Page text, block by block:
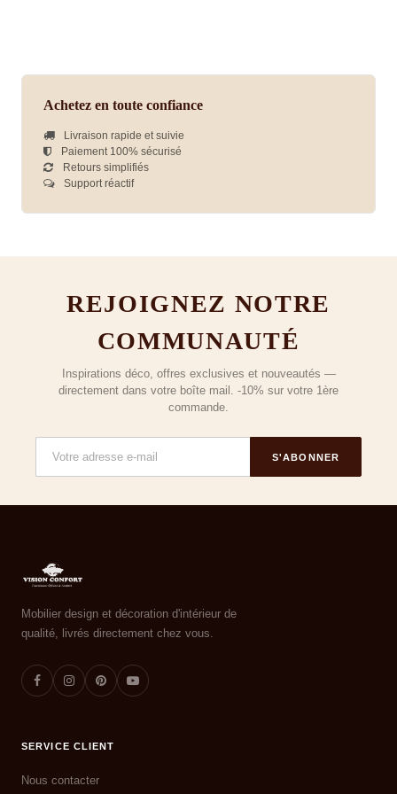
Achetez en toute confiance
Livraison rapide et suivie
Paiement 100% sécurisé
Retours simplifiés
Support réactif
REJOIGNEZ NOTRE
COMMUNAUTÉ
Inspirations déco, offres exclusives et nouveautés —
directement dans votre boîte mail. -10% sur votre 1ère
commande.
S'ABONNER
Mobilier design et décoration d'intérieur de
qualité, livrés directement chez vous.
SERVICE CLIENT
Nous contacter